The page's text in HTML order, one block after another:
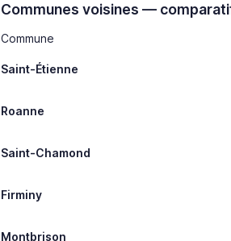
Communes voisines —
Commune
Saint-Étienne
Roanne
Saint-Chamond
Firminy
Montbrison